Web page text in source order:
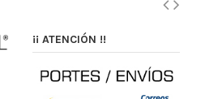
¡¡ ATENCIÓN !!